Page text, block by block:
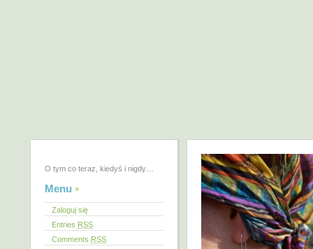
O tym co teraz, kiedyś i nigdy…
Menu
Zaloguj się
Entries RSS
Comments RSS